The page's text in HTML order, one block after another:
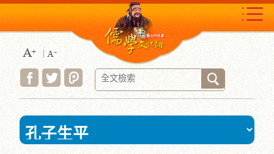
到
主
要
內
容
區
塊